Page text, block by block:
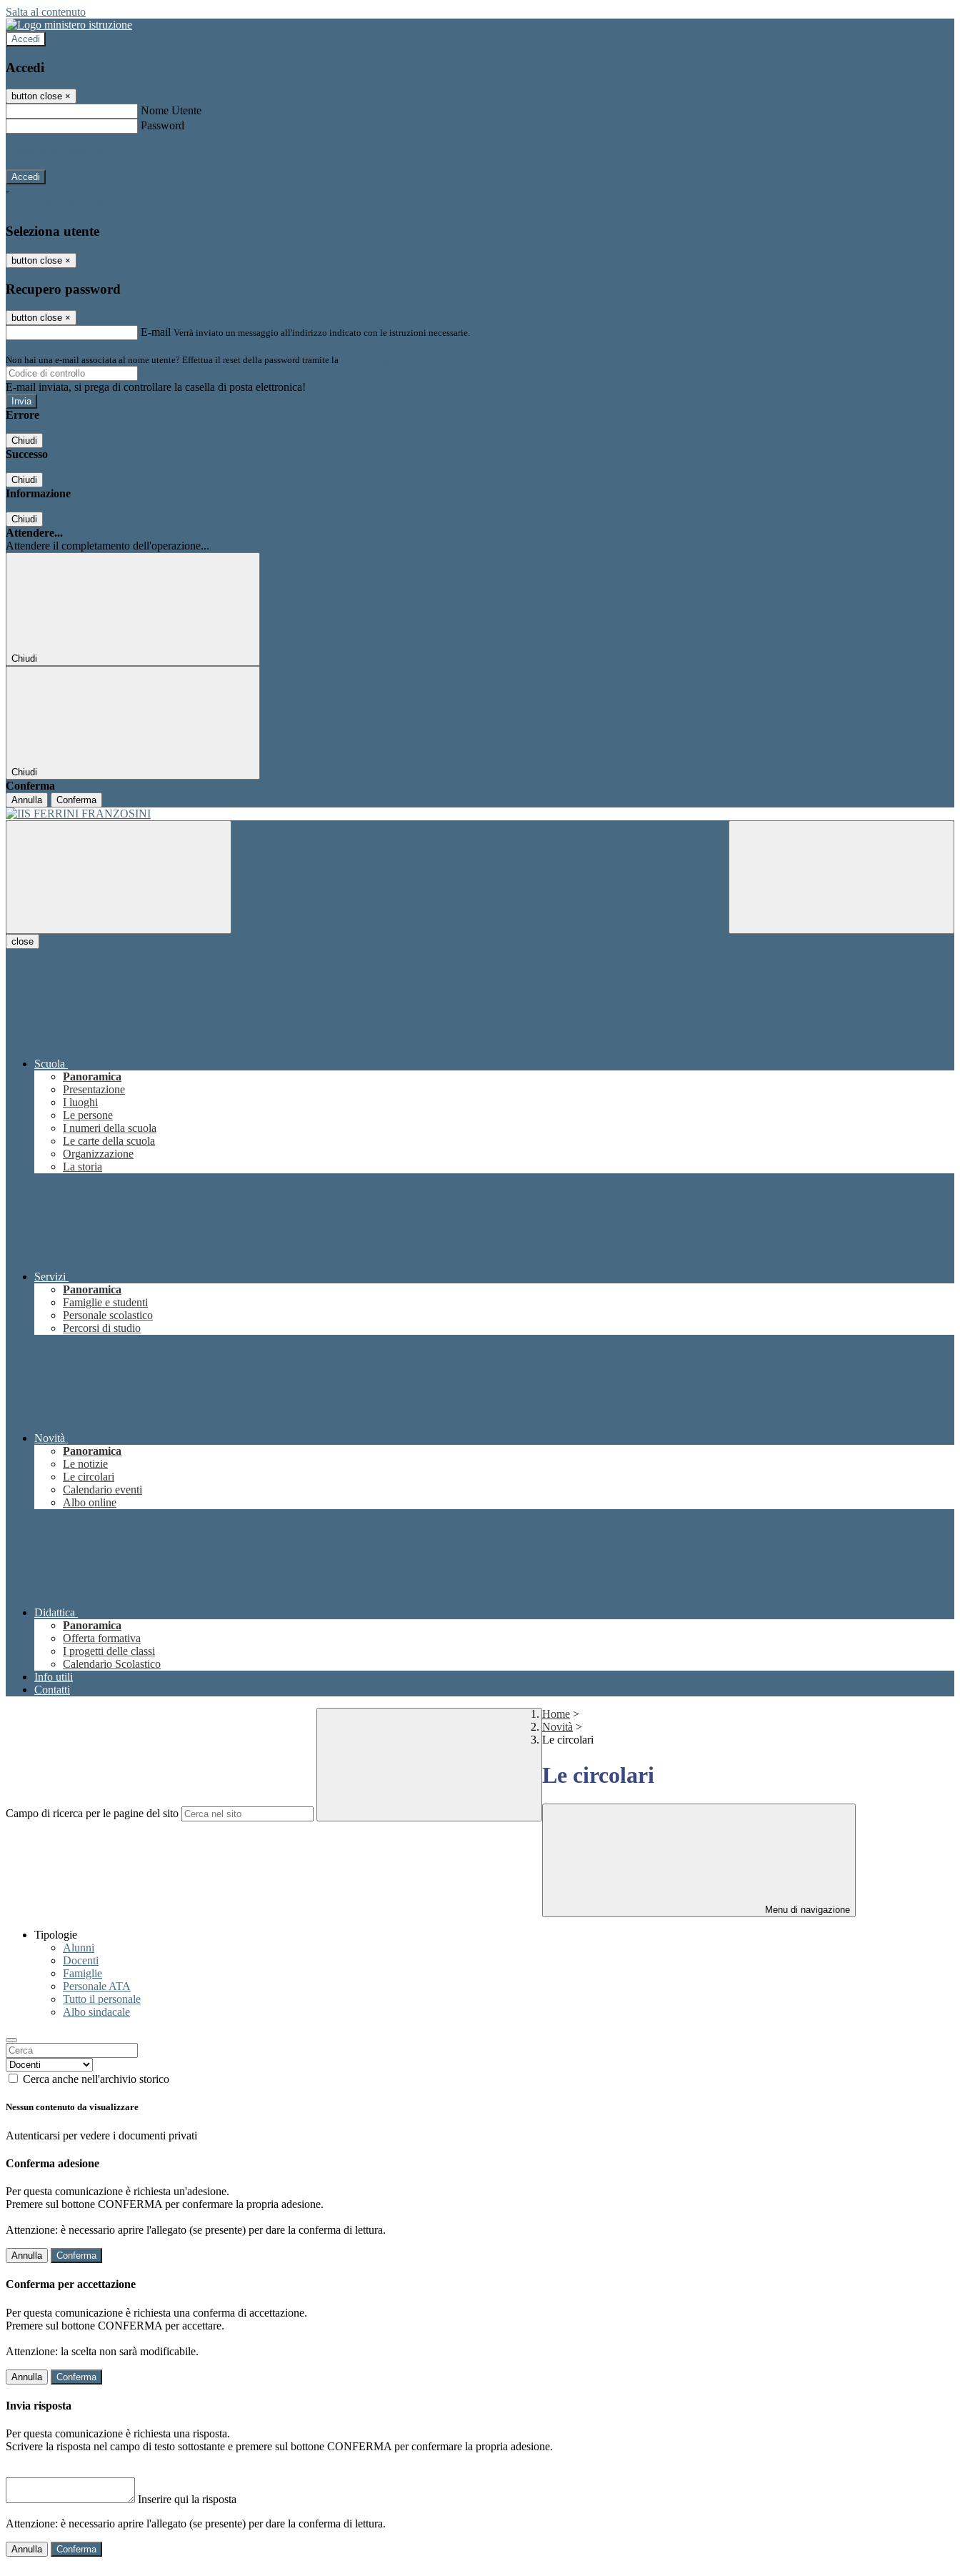
Salta al contenuto
Accedi
Accedi
button close ×
Nome Utente
Password
-
Seleziona utente
button close ×
Recupero password
button close ×
E-mail Verrà inviato un messaggio all'indirizzo indicato con le istruzioni necessarie.
Non hai una e-mail associata al nome utente? Effettua il reset della password tramite la
E-mail inviata, si prega di controllare la casella di posta elettronica!
Errore
Chiudi
Successo
Chiudi
Informazione
Chiudi
Attendere...
Attendere il completamento dell'operazione...
Chiudi
Chiudi
Conferma
Annulla Conferma
close
Scuola
Panoramica
Presentazione
I luoghi
Le persone
I numeri della scuola
Le carte della scuola
Organizzazione
La storia
Servizi
Panoramica
Famiglie e studenti
Personale scolastico
Percorsi di studio
Novità
Panoramica
Le notizie
Le circolari
Calendario eventi
Albo online
Didattica
Panoramica
Offerta formativa
I progetti delle classi
Calendario Scolastico
Info utili
Contatti
Campo di ricerca per le pagine del sito
Home >
Novità >
Le circolari
Le circolari
Menu di navigazione
Tipologie
Alunni
Docenti
Famiglie
Personale ATA
Tutto il personale
Albo sindacale
Cerca anche nell'archivio storico
Nessun contenuto da visualizzare
Autenticarsi per vedere i documenti privati
Conferma adesione
Per questa comunicazione è richiesta un'adesione.
Premere sul bottone CONFERMA per confermare la propria adesione.
Attenzione: è necessario aprire l'allegato (se presente) per dare la conferma di lettura.
Annulla Conferma
Conferma per accettazione
Per questa comunicazione è richiesta una conferma di accettazione.
Premere sul bottone CONFERMA per accettare.
Attenzione: la scelta non sarà modificabile.
Annulla Conferma
Invia risposta
Per questa comunicazione è richiesta una risposta.
Scrivere la risposta nel campo di testo sottostante e premere sul bottone CONFERMA per confermare la propria adesione.
Inserire qui la risposta
Attenzione: è necessario aprire l'allegato (se presente) per dare la conferma di lettura.
Annulla Conferma